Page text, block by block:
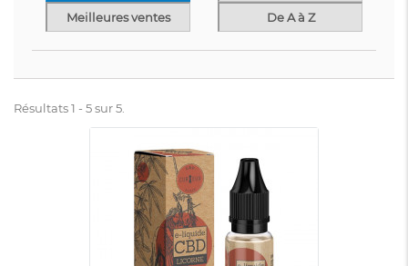
Meilleures ventes De A à Z
Résultats 1 - 5 sur 5.